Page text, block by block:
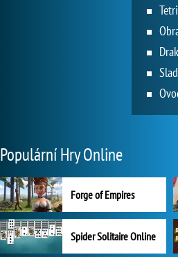
Populární Hry Online
Forge of Empires
Spider Solitaire Online